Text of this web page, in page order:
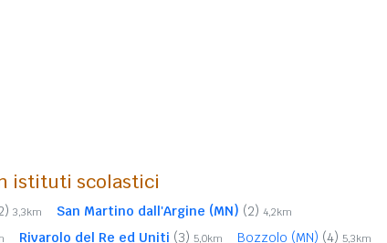
istituti scolastici
3,3km San Martino dall'Argine (MN) (2) 4,2km
Rivarolo del Re ed Uniti (3) 5,0km Bozzolo (MN) (4) 5,3km